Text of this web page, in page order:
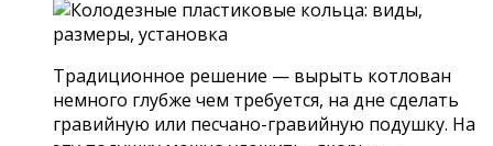
Традиционное решение — вырыть котлован
немного глубже чем требуется, на дне сделать
гравийную или песчано-гравийную подушку. На